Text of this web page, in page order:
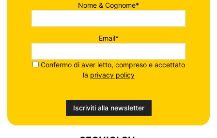
Nome & Cognome*
Email*
Confermo di aver letto, compreso e accettato
la privacy policy